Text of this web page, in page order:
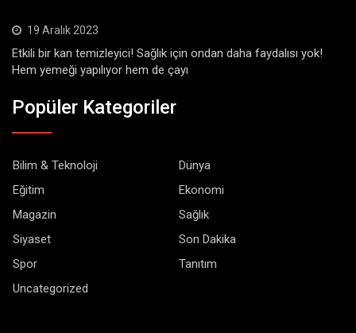
19 Aralık 2023
Etkili bir kan temizleyici! Sağlık için ondan daha faydalısı yok!
Hem yemeği yapılıyor hem de çayı
Popüler Kategoriler
Bilim & Teknoloji
Dünya
Eğitim
Ekonomi
Magazin
Sağlık
Siyaset
Son Dakika
Spor
Tanıtım
Uncategorized